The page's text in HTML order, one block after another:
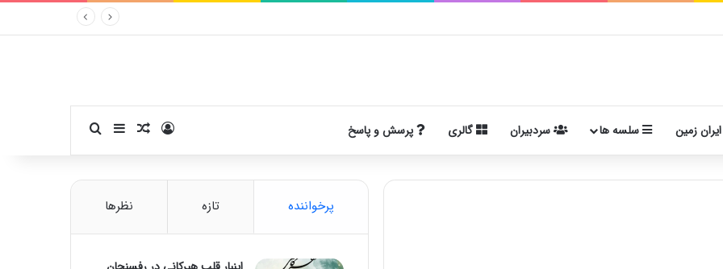
زمین سلسه ها سردبیران گالری پرسش و پاسخ ورودنوشته تصادفی
سایدبارجستجو برای
پرخواننده تازه نظرها